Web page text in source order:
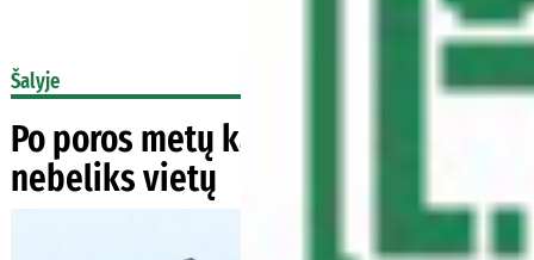
Šalyje
Po poros metų kai kuriose kapinėse
nebeliks vietų